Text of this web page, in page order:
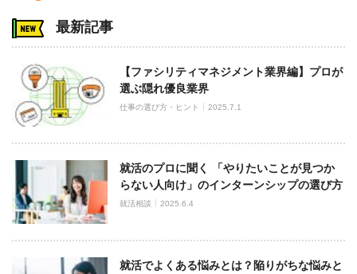
最新記事
【ファシリティマネジメント業界編】プロが
選ぶ隠れ優良業界
仕事の選び方・ヒント 2025.7.1
就活のプロに聞く 「やりたいことが見つか
らない人向け」のインターンシップの選び方
就活相談 2025.6.4
就活でよくある悩みとは？陥りがちな悩みと